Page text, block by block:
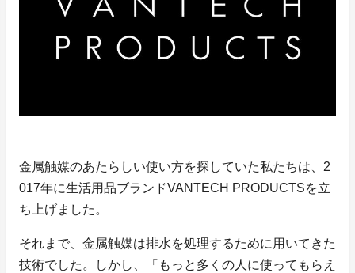
金属触媒のあたらしい使い方を探していた私たちは、2
017年に生活用品ブランドVANTECH PRODUCTSを立
ち上げました。
それまで、金属触媒は排水を処理するために用いてきた
技術でした。しかし、「もっと多くの人に使ってもらえ